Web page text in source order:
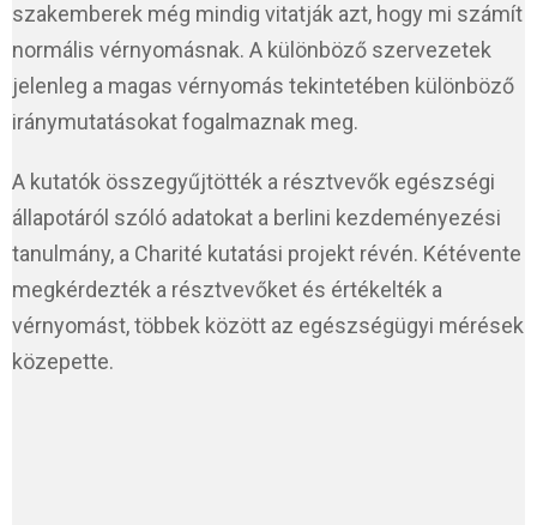
szakemberek még mindig vitatják azt, hogy mi számít
normális vérnyomásnak. A különböző szervezetek
jelenleg a magas vérnyomás tekintetében különböző
iránymutatásokat fogalmaznak meg.
A kutatók összegyűjtötték a résztvevők egészségi
állapotáról szóló adatokat a berlini kezdeményezési
tanulmány, a Charité kutatási projekt révén. Kétévente
megkérdezték a résztvevőket és értékelték a
vérnyomást, többek között az egészségügyi mérések
közepette.